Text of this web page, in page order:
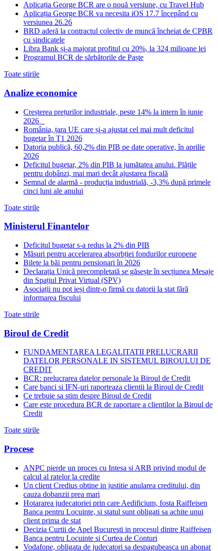
Aplicația George BCR are o nouă versiune, cu Travel Hub
Aplicația George BCR va necesita iOS 17.7 începând cu
versiunea 26.26
BRD aderă la contractul colectiv de muncă încheiat de CPBR
cu sindicatele
Libra Bank și-a majorat profitul cu 20%, la 324 milioane lei
Programul BCR de sărbătorile de Paște
Toate stirile
Analize economice
Creșterea prețurilor industriale, peste 14% la intern în iunie
2026
România, țara UE care și-a ajustat cel mai mult deficitul
bugetar în T1 2026
Datoria publică, 60,2% din PIB pe date operative, în aprilie
2026
Deficitul bugetar, 2% din PIB la jumătatea anului. Plățile
pentru dobânzi, mai mari decât ajustarea fiscală
Semnal de alarmă - producția industrială, -3,3% după primele
cinci luni ale anului
Toate stirile
Ministerul Finantelor
Deficitul bugetar s-a redus la 2% din PIB
Măsuri pentru accelerarea absorbției fondurilor europene
Bilete la băi pentru pensionari în 2026
Declarația Unică precompletată se găsește în secțiunea Mesaje
din Spațiul Privat Virtual (SPV)
Asociații nu pot ieși dintr-o firmă cu datorii la stat fără
informarea fiscului
Toate stirile
Biroul de Credit
FUNDAMENTAREA LEGALITATII PRELUCRARII
DATELOR PERSONALE IN SISTEMUL BIROULUI DE
CREDIT
BCR: prelucrarea datelor personale la Biroul de Credit
Care banci si IFN-uri raporteaza clientii la Biroul de Credit
Ce trebuie sa stim despre Biroul de Credit
Care este procedura BCR de raportare a clientilor la Biroul de
Credit
Toate stirile
Procese
ANPC pierde un proces cu Intesa si ARB privind modul de
calcul al ratelor la credite
Un client Credius obtine in justitie anularea creditului, din
cauza dobanzii prea mari
Hotararea judecatoriei prin care Aedificium, fosta Raiffeisen
Banca pentru Locuinte, si statul sunt obligati sa achite unui
client prima de stat
Decizia Curtii de Apel Bucuresti in procesul dintre Raiffeisen
Banca pentru Locuinte si Curtea de Conturi
Vodafone, obligata de judecatori sa despagubeasca un abonat